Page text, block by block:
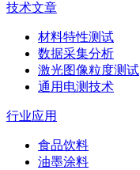
技术文章
材料特性测试
数据采集分析
激光图像粒度测试
通用电测技术
行业应用
食品饮料
油墨涂料